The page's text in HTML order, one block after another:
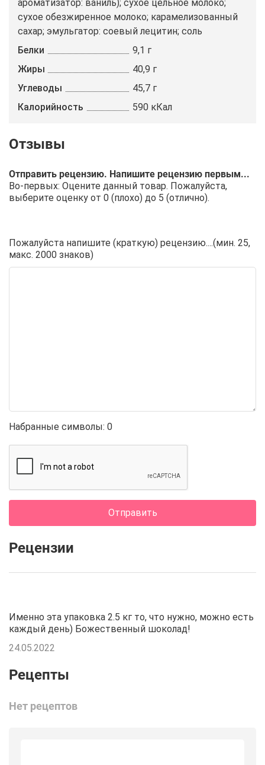
ароматизатор: ваниль); сухое цельное молоко;
сухое обезжиренное молоко; карамелизованный
сахар; эмульгатор: соевый лецитин; cоль
Белки
9,1 г
Жиры
40,9 г
Углеводы
45,7 г
Калорийность
590 кКал
Отправить рецензию. Напишите рецензию первым...
Во-первых: Оцените данный товар. Пожалуйста,
выберите оценку от 0 (плохо) до 5 (отлично).
Пожалуйста напишите (краткую) рецензию....(мин. 25,
макс. 2000 знаков)
Набранные символы: 0
Отправить
Рецензии
Именно эта упаковка 2.5 кг то, что нужно, можно есть
каждый день) Божественный шоколад!
24.05.2022
Нет рецептов